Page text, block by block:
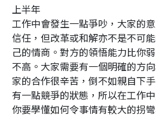
上半年
工作中會發生一點爭吵，大家的
信任，但改革或和解亦不是不可
己的情商。對方的領悟能力比你
不高。大家需要有一個明確的方
家的合作很辛苦，倒不如親自下
有一點競爭的狀態，所以在工作
你要學懂如何令事情有較大的拐彎